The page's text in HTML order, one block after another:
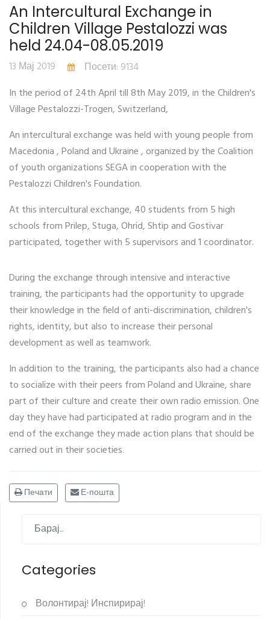
An Intercultural Exchange in
Children Village Pestalozzi was
held 24.04-08.05.2019
13 Мај 2019
Посети: 9134
In the period of 24th April till 8th May 2019, in the Children's
Village Pestalozzi-Trogen, Switzerland,
An intercultural exchange was held with young people from
Macedonia , Poland and Ukraine , organized by the Coalition
of youth organizations SEGA in cooperation with the
Pestalozzi Children's Foundation.
At this intercultural exchange, 40 students from 5 high
schools from Prilep, Stuga, Ohrid, Shtip and Gostivar
participated, together with 5 supervisors and 1 coordinator.
During the exchange through intensive and interactive
training, the participants had the opportunity to upgrade
their knowledge in the field of anti-discrimination, children's
rights, identity, but also to increase their personal
development as well as teamwork.
In addition to the training, the participants also had a chance
to socialize with their peers from Poland and Ukraine, share
part of their culture and create their own radio emission. One
day they have had participated at radio program and in the
end of the exchange they made action plans that should be
carried out in their societies.
Печати Е-пошта
Categories
Волонтирај! Инспирирај!